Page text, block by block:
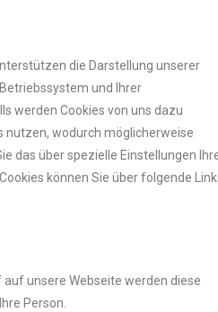
die Darstellung unserer
und Ihrer
werden Cookies von uns dazu
nutzen, wodurch möglicherweise
das über spezielle Einstellungen
können Sie über folgende
unsere Webseite werden diese
Person.